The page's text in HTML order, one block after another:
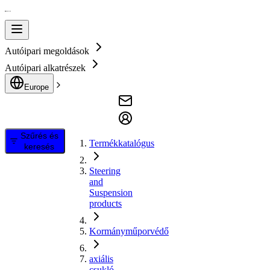
Autóipari megoldások
Autóipari alkatrészek
Europe
Szűrés és
keresés
Termékkatalógus
Steering
and
Suspension
products
Kormányműporvédő
axiális